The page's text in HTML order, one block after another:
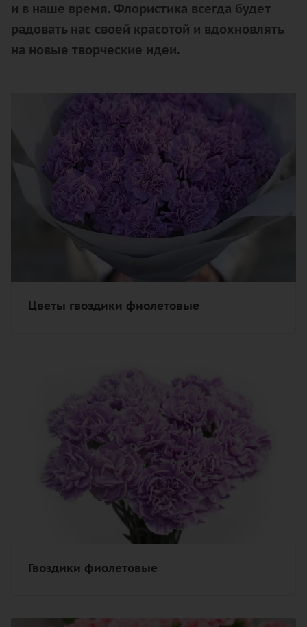
и в наше время. Флористика всегда будет
радовать нас своей красотой и вдохновлять
на новые творческие идеи.
Цветы гвоздики фиолетовые
Гвоздики фиолетовые